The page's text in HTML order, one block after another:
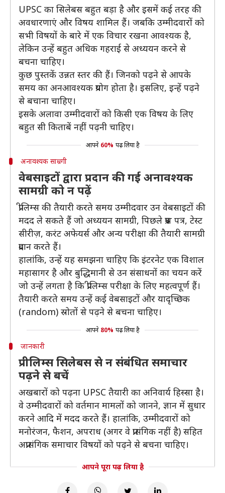
UPSC का सिलेबस बहुत बड़ा है और इसमें कई तरह की
अवधारणाएं और विषय शामिल हैं। जबकि उम्मीदवारों को
सभी विषयों के बारे में एक विचार रखना आवश्यक है,
लेकिन उन्हें बहुत अधिक गहराई से अध्ययन करने से
बचना चाहिए।
कुछ पुस्तकें उन्नत स्तर की हैं। जिनको पढ़ने से आपके
समय का अनआवश्यक प्रयोग होता है। इसलिए, इन्हें पढ़ने
से बचाना चाहिए।
इसके अलावा उम्मीदवारों को किसी एक विषय के लिए
बहुत सी किताबें नहीं पढ़नी चाहिए।
आपने 60% पढ़ लिया है
अनावश्यक साम्रगी
वेबसाइटों द्वारा प्रदान की गई अनावश्यक
सामग्री को न पढ़ें
प्रीलिम्स की तैयारी करते समय उम्मीदवार उन वेबसाइटों की
मदद ले सकते हैं जो अध्ययन सामग्री, पिछले प्रश्न पत्र, टेस्ट
सीरीज़, करंट अफेयर्स और अन्य परीक्षा की तैयारी सामग्री
प्रदान करते हैं।
हालांकि, उन्हें यह समझना चाहिए कि इंटरनेट एक विशाल
महासागर है और बुद्धिमानी से उन संसाधनों का चयन करें
जो उन्हें लगता है कि प्रीलिम्स परीक्षा के लिए महत्वपूर्ण हैं।
तैयारी करते समय उन्हें कई वेबसाइटों और यादृच्छिक
(random) स्रोतों से पढ़ने से बचना चाहिए।
आपने 80% पढ़ लिया है
जानकारी
प्रीलिम्स सिलेबस से न संबंधित समाचार
पढ़ने से बचें
अखबारों को पढ़ना UPSC तैयारी का अनिवार्य हिस्सा है।
वे उम्मीदवारों को वर्तमान मामलों को जानने, ज्ञान में सुधार
करने आदि में मदद करते हैं। हालांकि, उम्मीदवारों को
मनोरंजन, फैशन, अपराध (अगर वे प्रासंगिक नहीं है) सहित
अप्रासंगिक समाचार विषयों को पढ़ने से बचना चाहिए।
आपने पूरा पढ़ लिया है